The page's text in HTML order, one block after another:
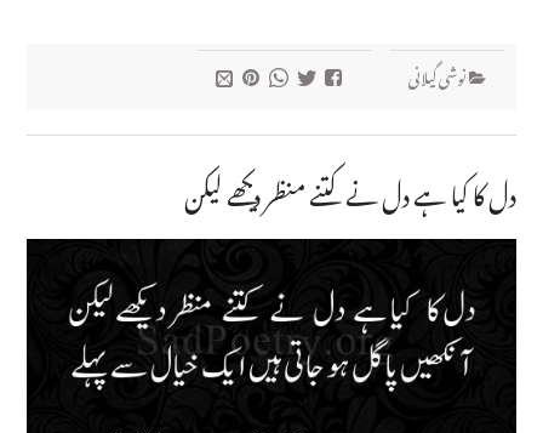
نوشی گیلانی
دل کا کیا ہے دل نے کتنے منظر دیکھے لیکن